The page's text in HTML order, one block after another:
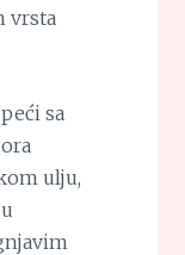
vrsta
sa
ulju,